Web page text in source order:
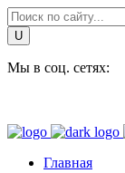
Мы в соц. сетях:
Главная